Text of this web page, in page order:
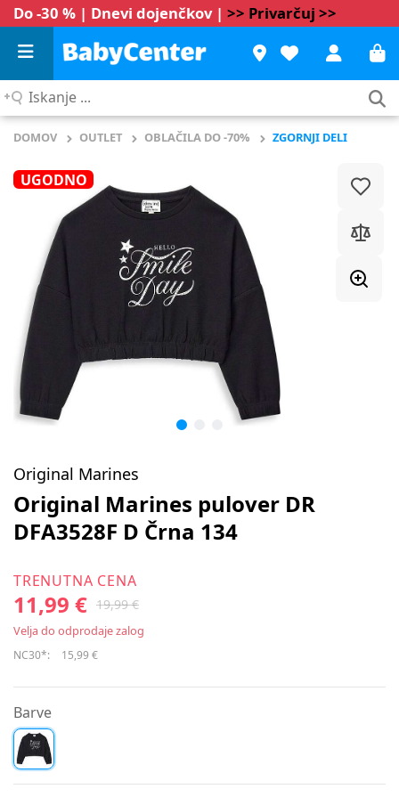
Do -30 % | Dnevi dojenčkov | >> Privarčuj >>
Iskanje
DOMOV OUTLET OBLAČILA DO -70% ZGORNJI DELI
UGODNO
Original Marines
Original Marines pulover DR
DFA3528F D Črna 134
TRENUTNA CENA
11,99 € 19,99 €
Velja do odprodaje zalog
NC30*: 15,99 €
Barve